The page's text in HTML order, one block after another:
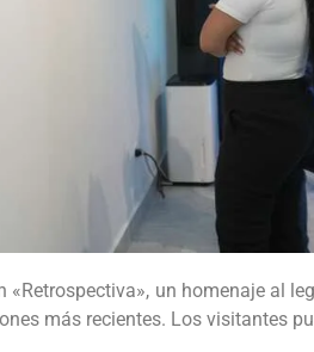
un homenaje al
más recientes. Los visitantes